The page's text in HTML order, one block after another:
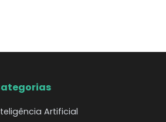
Artificial